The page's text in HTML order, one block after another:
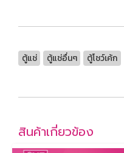
ตู้แช่ ตู้แช่อื่นๆ ตู้โชว์เค้ก
สินค้าเกี่ยวข้อง